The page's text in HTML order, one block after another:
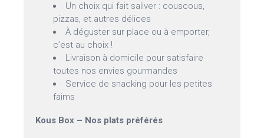
Un choix qui fait saliver : couscous,
pizzas, et autres délices
À déguster sur place ou à emporter,
c’est au choix !
Livraison à domicile pour satisfaire
toutes nos envies gourmandes
Service de snacking pour les petites
faims
Kous Box – Nos plats préférés